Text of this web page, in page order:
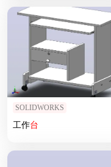
SOLIDWORKS
工作台